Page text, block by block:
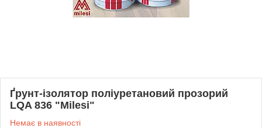
Ґрунт-ізолятор поліуретановий прозорий
LQA 836 "Milesi"
Немає в наявності